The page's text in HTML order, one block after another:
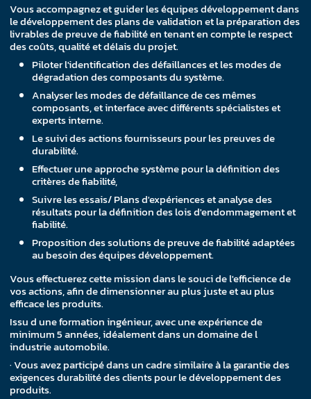
Vous accompagnez et guider les équipes développement dans
le développement des plans de validation et la préparation des
livrables de preuve de fiabilité en tenant en compte le respect
des coûts, qualité et délais du projet.
Piloter l'identification des défaillances et les modes de
dégradation des composants du système.
Analyser les modes de défaillance de ces mêmes
composants, et interface avec différents spécialistes et
experts interne.
Le suivi des actions fournisseurs pour les preuves de
durabilité.
Effectuer une approche système pour la définition des
critères de fiabilité,
Suivre les essais/ Plans d'expériences et analyse des
résultats pour la définition des lois d'endommagement et
fiabilité.
Proposition des solutions de preuve de fiabilité adaptées
au besoin des équipes développement.
Vous effectuerez cette mission dans le souci de l'efficience de
vos actions, afin de dimensionner au plus juste et au plus
efficace les produits.
Issu d une formation ingénieur, avec une expérience de
minimum 5 années, idéalement dans un domaine de l
industrie automobile.
· Vous avez participé dans un cadre similaire à la garantie des
exigences durabilité des clients pour le développement des
produits.